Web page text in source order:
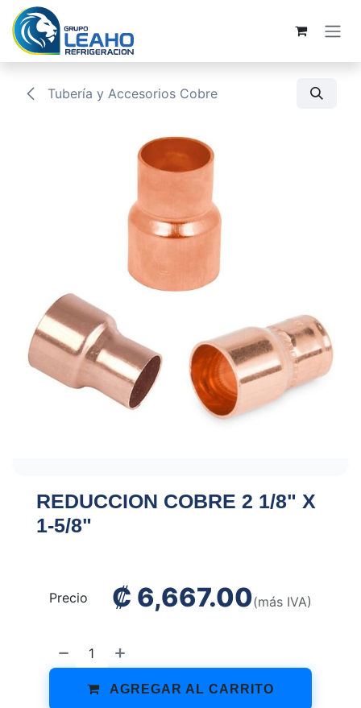
Ir al contenido
Tubería y Accesorios Cobre
REDUCCION COBRE 2 1/8" X
1-5/8"
AGREGAR AL CARRITO
Precio ₡ 6,667.00(más IVA)